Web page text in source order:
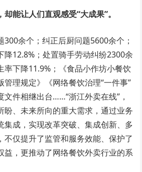
能让人们直观感受“大成果”。
300余个；纠正后厨问题5600余个；
降12.8%；处置骑手劳动纠纷2300余
率下降11.9%；《食品小作坊小餐饮
管理规定》《网络餐饮治理“一件事”
件相继出台……“浙江外卖在线”，
盼、未来所向的重大需求，通过业务
集成，实现改革突破、集成创新、多
不仅提升了监管和服务效能、保护了
益，更推动了网络餐饮外卖行业的系